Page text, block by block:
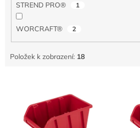
STREND PRO® 1
WORCRAFT® 2
Položek k zobrazení: 18